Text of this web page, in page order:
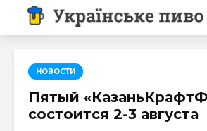
НОВОСТИ
Пятый
состоится 2-3 августа